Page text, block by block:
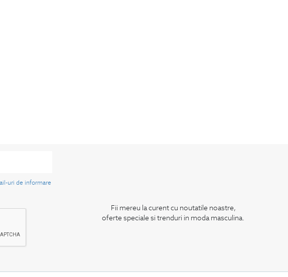
uri de informare
Fii mereu la curent cu noutatile noastre,
oferte speciale si trenduri in moda masculina.